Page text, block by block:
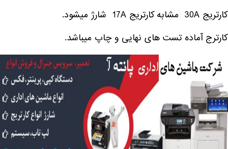
کارتریج 30A مشابه کارتریج 17A شارژ میشود.
کارترج آماده تست های نهایی و چاپ میباشد.